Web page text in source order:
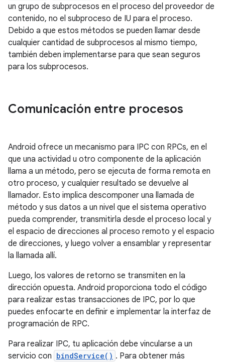
un grupo de subprocesos en el proceso del proveedor de
contenido, no el subproceso de IU para el proceso.
Debido a que estos métodos se pueden llamar desde
cualquier cantidad de subprocesos al mismo tiempo,
también deben implementarse para que sean seguros
para los subprocesos.
Comunicación entre procesos
Android ofrece un mecanismo para IPC con RPCs, en el
que una actividad u otro componente de la aplicación
llama a un método, pero se ejecuta de forma remota en
otro proceso, y cualquier resultado se devuelve al
llamador. Esto implica descomponer una llamada de
método y sus datos a un nivel que el sistema operativo
pueda comprender, transmitirla desde el proceso local y
el espacio de direcciones al proceso remoto y el espacio
de direcciones, y luego volver a ensamblar y representar
la llamada allí.
Luego, los valores de retorno se transmiten en la
dirección opuesta. Android proporciona todo el código
para realizar estas transacciones de IPC, por lo que
puedes enfocarte en definir e implementar la interfaz de
programación de RPC.
Para realizar IPC, tu aplicación debe vincularse a un
servicio con bindService() . Para obtener más